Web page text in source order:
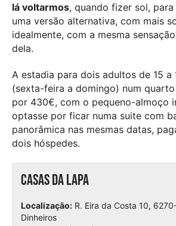
lá voltarmos, quando fizer sol,
uma versão alternativa, com mais
idealmente, com a mesma
dela.
A estadia para dois adultos de 15 a
(sexta-feira a domingo) num
por 430€, com o pequeno-almoço
optasse por ficar numa suite com
panorâmica nas mesmas datas,
dois hóspedes.
Casas da Lapa
Localização: R. Eira da Costa 10,
Dinheiros